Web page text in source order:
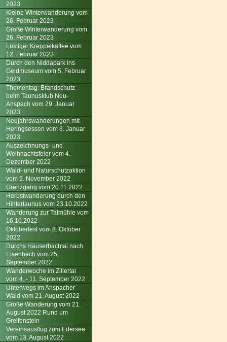
2023
Kleine Winterwanderung vom
26. Februar 2023
Große Winterwanderung vom
26. Februar 2023
Lustiger Kreppelkaffee vom
12. Februar 2023
Durch den Niddapark ins
Geldmuseum vom 5. Februar
2023
Thementag: Brandschutz
beim Taunusklub Neu-
Anspach vom 29. Januar
2023
Neujahrswanderungen mit
Heringsessen vom 8. Januar
2023
Auszeichnungs- und
Weihnachtsfeier vom 4.
Dezember 2022
Wald- und Naturschutzaktion
vom 5. November 2022
Grenzgang vom 20.11.2022
Herbstwanderung durch den
Hintertaunus vom 23.10.2022
Wanderung zur Talmühle vom
16.10.2022
Oktoberfest vom 8. Oktober
2022
Durchs Häuserbachtal nach
Eisenbach vom 25.
September 2022
Wanderwoche im Zillertal
vom 4. - 11. September 2022
Unterwegs im Anspacher
Wald vom 21. August 2022
Große Wanderung vom 21.
August 2022 Rund um
Greifenstein
Vereinsausflug zum Edersee
vom 13. August 2022